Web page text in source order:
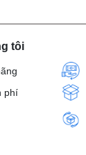
tôi
phí